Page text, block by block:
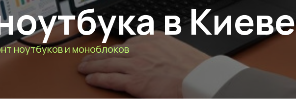
в Киеве
ноутбуков и моноблоков